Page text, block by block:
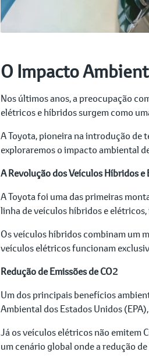
O Impacto
Nos últimos anos, a preocupação
elétricos e híbridos surgem como
A Toyota, pioneira na introdução de
exploraremos o impacto ambiental
A Revolução dos Veículos Híbridos e
A Toyota foi uma das primeiras
linha de veículos híbridos e
Os veículos híbridos combinam um
veículos elétricos funcionam
Redução de Emissões de CO2
Um dos principais benefícios
Ambiental dos Estados Unidos
Já os veículos elétricos não emitem
um cenário global onde a redução